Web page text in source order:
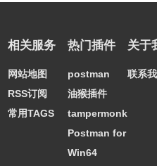
相关服务
网站地图
RSS订阅
常用TAGS
热门插件
postman
油猴插件
tampermonkey
Postman for
Win64
关于
联系